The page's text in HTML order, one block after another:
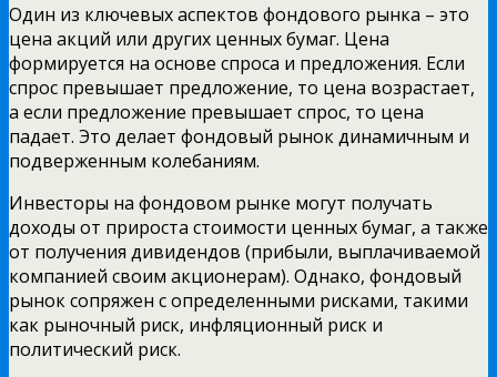
Один из ключевых аспектов фондового рынка – это
цена акций или других ценных бумаг. Цена
формируется на основе спроса и предложения. Если
спрос превышает предложение, то цена возрастает,
а если предложение превышает спрос, то цена
падает. Это делает фондовый рынок динамичным и
подверженным колебаниям.
Инвесторы на фондовом рынке могут получать
доходы от прироста стоимости ценных бумаг, а также
от получения дивидендов (прибыли, выплачиваемой
компанией своим акционерам). Однако, фондовый
рынок сопряжен с определенными рисками, такими
как рыночный риск, инфляционный риск и
политический риск.